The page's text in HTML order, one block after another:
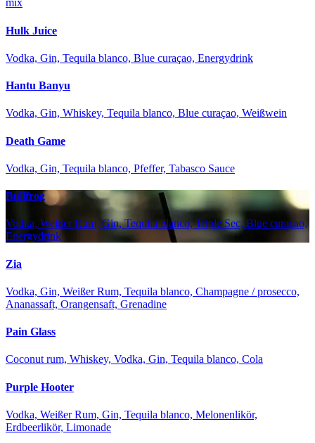
mix
Hulk Juice
Vodka, Gin, Tequila blanco, Blue curaçao, Energydrink
Hantu Banyu
Vodka, Gin, Whiskey, Tequila blanco, Blue curaçao, Weißwein
Death Game
Vodka, Gin, Tequila blanco, Pfeffer, Tabasco Sauce
Bullfrog
Vodka, Weißer Rum, Gin, Tequila blanco, Triple Sec, Blue curaçao,
Energydrink
Zia
Vodka, Gin, Weißer Rum, Tequila blanco, Champagne / prosecco,
Ananassaft, Orangensaft, Grenadine
Pain Glass
Coconut rum, Whiskey, Vodka, Gin, Tequila blanco, Cola
Purple Hooter
Vodka, Weißer Rum, Gin, Tequila blanco, Melonenlikör,
Erdbeerlikör, Limonade